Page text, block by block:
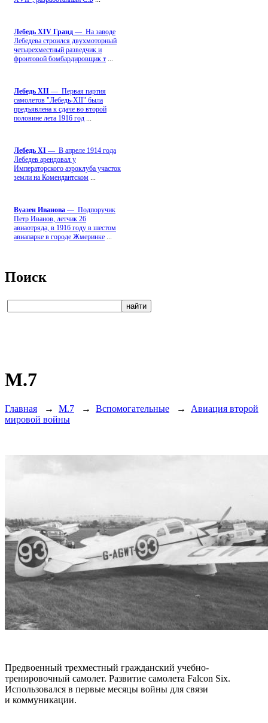
Лебедь ХIV Гранд — На заводе
Лебедева строился двухмоторный
четырехместный разведчик и
фронтовой бомбардировщик т
Лебедь ХII — Первая партия
самолетов "Лебедь-ХII" была
предъявлена к сдаче во второй
половине лета 1916 год
Лебедь ХI — В апреле 1914 года
Лебедев арендовал у
Императорского аэроклуба участок
земли на Комендантском
Вуазен Иванова — Подпоручик
Петр Иванов, летчик 26
авиаотряда, в 1916 году в шестом
авиапарке в городе Жмеринке
Поиск
M.7
Главная → M.7 → Вспомогательные → Авиация второй
мировой войны
Предвоенный трехместный гражданский учебно-
тренировочный самолет. Развитие самолета Falcon Six.
Использовался в первые месяцы войны для связи
и коммуникации.